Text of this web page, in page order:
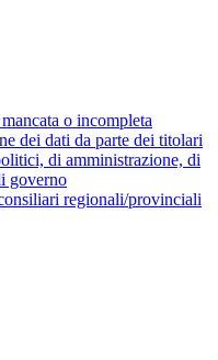
o incompleta
dei dati da parte dei titolari
di amministrazione, di
governo
regionali/provinciali